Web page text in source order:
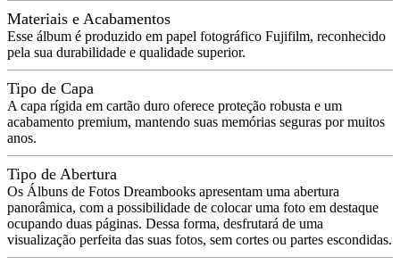
Materiais e Acabamentos
Esse álbum é produzido em papel fotográfico Fujifilm, reconhecido
pela sua durabilidade e qualidade superior.
Tipo de Capa
A capa rígida em cartão duro oferece proteção robusta e um
acabamento premium, mantendo suas memórias seguras por muitos
anos.
Tipo de Abertura
Os Álbuns de Fotos Dreambooks apresentam uma abertura
panorâmica, com a possibilidade de colocar uma foto em destaque
ocupando duas páginas. Dessa forma, desfrutará de uma
visualização perfeita das suas fotos, sem cortes ou partes escondidas.